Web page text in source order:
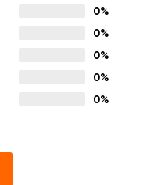
0%
0%
0%
0%
0%